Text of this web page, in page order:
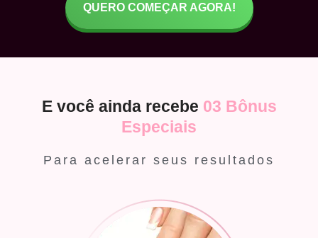
QUERO COMEÇAR AGORA!
E você ainda recebe 03 Bônus
Especiais
Para acelerar seus resultados